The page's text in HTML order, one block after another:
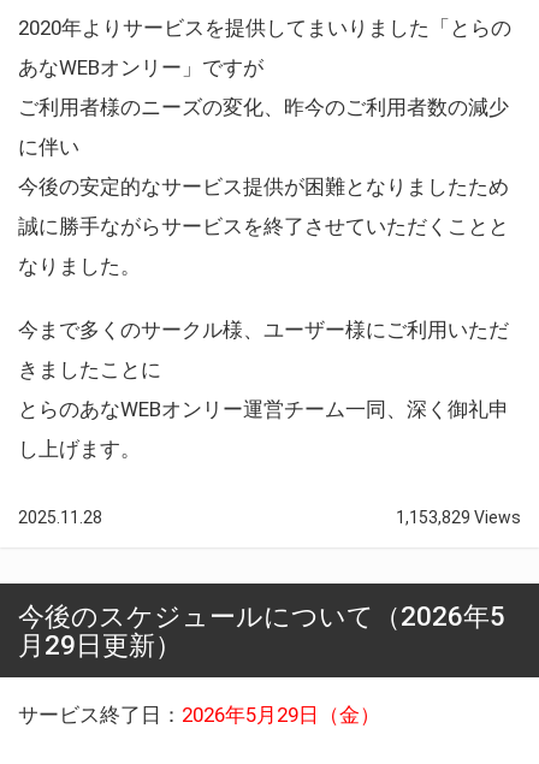
2020年よりサービスを提供してまいりました「とらの
あなWEBオンリー」ですが
ご利用者様のニーズの変化、昨今のご利用者数の減少
に伴い
今後の安定的なサービス提供が困難となりましたため
誠に勝手ながらサービスを終了させていただくことと
なりました。
今まで多くのサークル様、ユーザー様にご利用いただ
きましたことに
とらのあなWEBオンリー運営チーム一同、深く御礼申
し上げます。
2025.11.28 1,153,829 Views
今後のスケジュールについて（2026年5
月29日更新）
サービス終了日： 2026年5月29日（金）